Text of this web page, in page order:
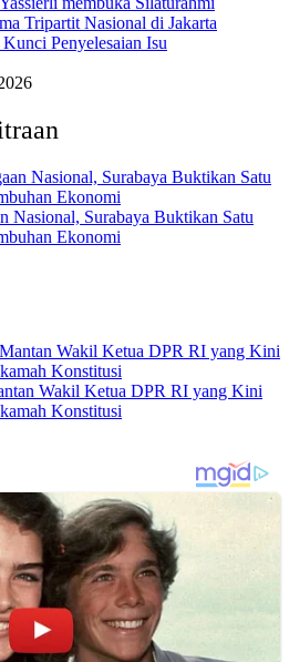
Penyelesaian Isu
Nasional, Surabaya Buktikan Satu
Ekonomi
Wakil Ketua DPR RI yang Kini
Konstitusi